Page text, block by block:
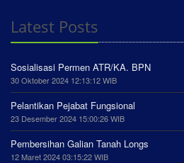
Latest Posts
Sosialisasi Permen ATR/KA. BPN
30 Oktober 2024 12:13:12 WIB
Pelantikan Pejabat Fungsional
23 Desember 2024 15:00:26 WIB
Pembersihan Galian Tanah Longs
12 Maret 2024 03:15:22 WIB